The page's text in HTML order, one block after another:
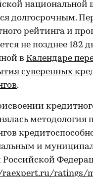
национальной
долгосрочным.
рейтинга и
не позднее 182
в Календаре
суверенных
.
методология
и
Российской
ratings/